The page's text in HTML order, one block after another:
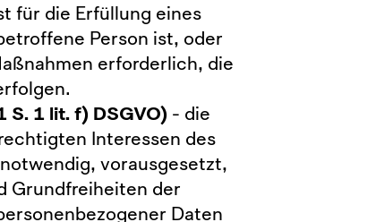
für die Erfüllung eines
Person ist, oder
erforderlich, die
S. 1 lit. f) DSGVO) - die
Interessen des
vorausgesetzt,
Grundfreiheiten der
Daten